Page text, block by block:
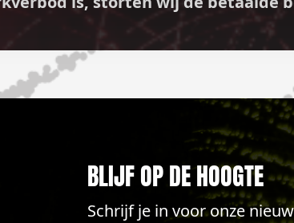
BLIJF OP DE HOOGTE
Schrijf je in voor onze